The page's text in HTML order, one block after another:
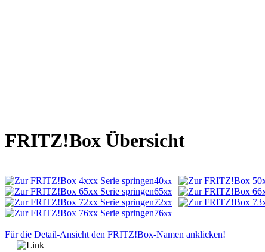
FRITZ!Box Übersicht
40xx |
65xx |
72xx |
76xx
Für die Detail-Ansicht den FRITZ!Box-Namen anklicken!